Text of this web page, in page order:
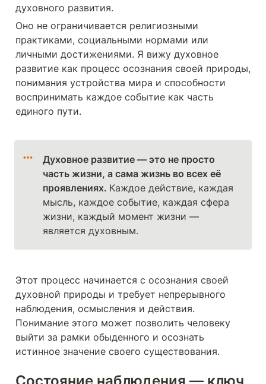
духовного развития.
Оно не ограничивается религиозными
практиками, социальными нормами или
личными достижениями. Я вижу духовное
развитие как процесс осознания своей природы,
понимания устройства мира и способности
воспринимать каждое событие как часть
единого пути.
Духовное развитие — это не просто
часть жизни, а сама жизнь во всех её
проявлениях. Каждое действие, каждая
мысль, каждое событие, каждая сфера
жизни, каждый момент жизни —
является духовным.
Этот процесс начинается с осознания своей
духовной природы и требует непрерывного
наблюдения, осмысления и действия.
Понимание этого может позволить человеку
выйти за рамки обыденного и осознать
истинное значение своего существования.